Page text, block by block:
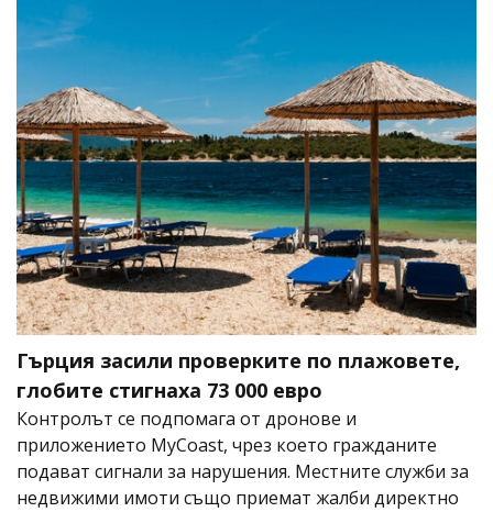
Гърция засили проверките по плажовете,
глобите стигнаха 73 000 евро
Контролът се подпомага от дронове и
приложението MyCoast, чрез което гражданите
подават сигнали за нарушения. Местните служби за
недвижими имоти също приемат жалби директно